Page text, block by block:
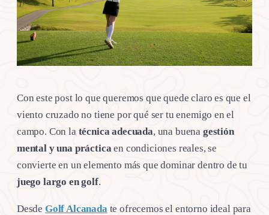
Con este post lo que queremos que quede claro es que el
viento cruzado no tiene por qué ser tu enemigo en el
campo. Con la técnica adecuada, una buena gestión
mental y una práctica en condiciones reales, se
convierte en un elemento más que dominar dentro de tu
juego largo en golf.
Desde Golf Alcanada te ofrecemos el entorno ideal para